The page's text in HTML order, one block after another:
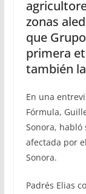
zonas
que
primera
también
En una
Fórmula,
Sonora, habló
afectada por
Sonora.
Padrés Elias